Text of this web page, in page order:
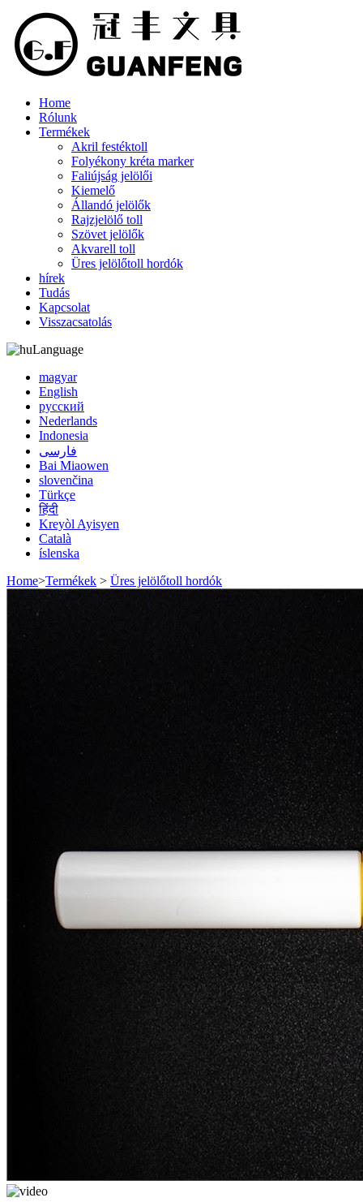
Home
Rólunk
Termékek
Akril festéktoll
Folyékony kréta marker
Faliújság jelölői
Kiemelő
Állandó jelölők
Rajzjelölő toll
Szövet jelölők
Akvarell toll
Üres jelölőtoll hordók
hírek
Tudás
Kapcsolat
Visszacsatolás
Language
magyar
English
русский
Nederlands
Indonesia
فارسی
Bai Miaowen
slovenčina
Türkçe
हिंदी
Kreyòl Ayisyen
Català
íslenska
Home>Termékek > Üres jelölőtoll hordók